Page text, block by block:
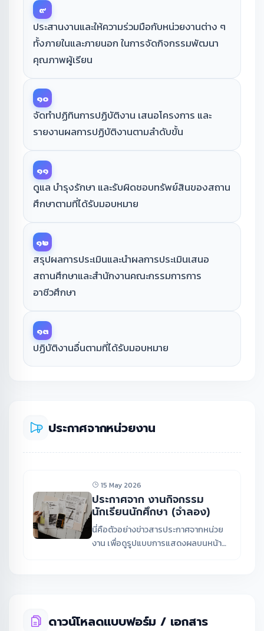
๙
ประสานงานและให้ความร่วมมือกับหน่วยงานต่าง ๆ
ทั้งภายในและภายนอก ในการจัดกิจกรรมพัฒนา
คุณภาพผู้เรียน
๑๐
จัดทำปฏิทินการปฏิบัติงาน เสนอโครงการ และ
รายงานผลการปฏิบัติงานตามลำดับขั้น
๑๑
ดูแล บำรุงรักษา และรับผิดชอบทรัพย์สินของสถาน
ศึกษาตามที่ได้รับมอบหมาย
๑๒
สรุปผลการประเมินและนำผลการประเมินเสนอ
สถานศึกษาและสำนักงานคณะกรรมการการ
อาชีวศึกษา
๑๓
ปฏิบัติงานอื่นตามที่ได้รับมอบหมาย
ประกาศจากหน่วยงาน
15 May 2026
ประกาศจาก งานกิจกรรม
นักเรียนนักศึกษา (จำลอง)
นี่คือตัวอย่างข่าวสารประกาศจากหน่วย
งาน เพื่อดูรูปแบบการแสดงผลบนหน้า
ดาวน์โหลดแบบฟอร์ม / เอกสาร